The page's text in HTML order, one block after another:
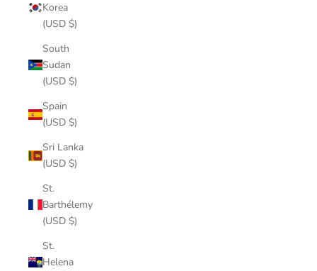
Korea
(USD $)
South
Sudan
(USD $)
Spain
(USD $)
Sri Lanka
(USD $)
St.
Barthélemy
(USD $)
St.
Helena